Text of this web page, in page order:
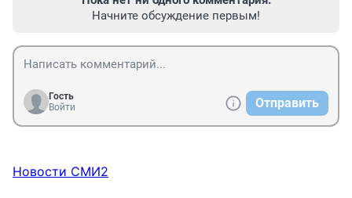
Начните обсуждение первым!
Гость
Войти
Отправить
Новости СМИ2